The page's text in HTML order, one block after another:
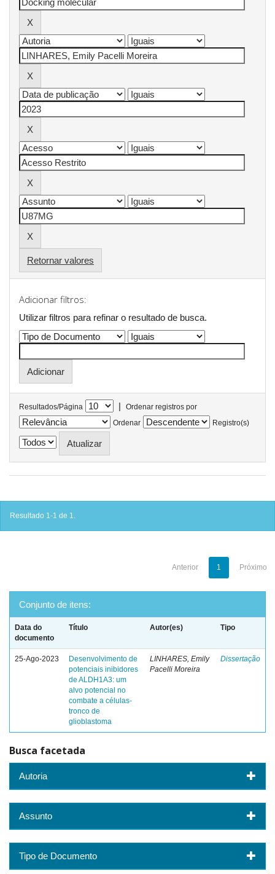
Retornar valores
Adicionar filtros:
Utilizar filtros para refinar o resultado de busca.
Resultados/Página |
Ordenar registros por
Ordenar
Registro(s)
Resultado 1-1 de 1.
Anterior 1 Próximo
Conjunto de itens:
Data do
documento
Título Autor(es) Tipo
25-Ago-2023
Desenvolvimento de
potenciais inibidores
de ALDH1A3: um
alvo potencial no
combate a células-
tronco de
glioblastoma
LINHARES, Emily
Pacelli Moreira
Dissertação
Busca facetada
Autoria
Assunto
Tipo de Documento